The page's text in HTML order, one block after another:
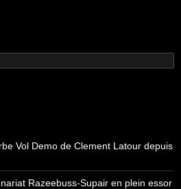
Vol Demo de Clement Latour depuis
Razeebuss-Supair en plein essor